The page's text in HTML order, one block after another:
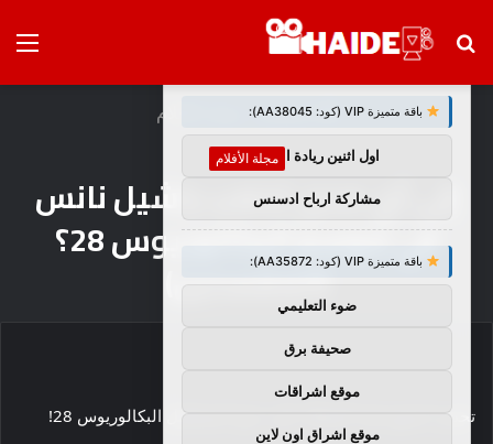
بحث
الرئيسية/ مجلة الأفلام
مجلة الأفلام
إلى أي مدى تذهب راشيل نانس
في موسم البكالوريوس 28؟
(المفسدين)
تحذير! تحتوي هذه المقالة على حرق لمسلسل البكالوريوس 28!
توصيات :
باقة متميزة VIP (كود: AA38045):
اول اثنين ريادة اعمال
مشاركة ارباح ادسنس
باقة متميزة VIP (كود: AA35872):
ضوء التعليمي
صحيفة برق
موقع اشراقات
موقع اشراق اون لاين